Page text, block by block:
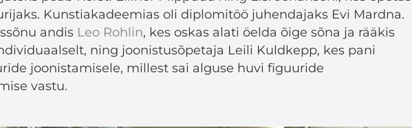
Kunstiakadeemias oli diplomitöö juhendajaks Evi Mardna.
andis Leo Rohlin, kes oskas alati öelda õige sõna ja rääkis
ning joonistusõpetaja Leili Kuldkepp, kes pani
joonistamisele, millest sai alguse huvi figuuride
vastu.